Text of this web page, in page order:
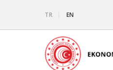
TR EN